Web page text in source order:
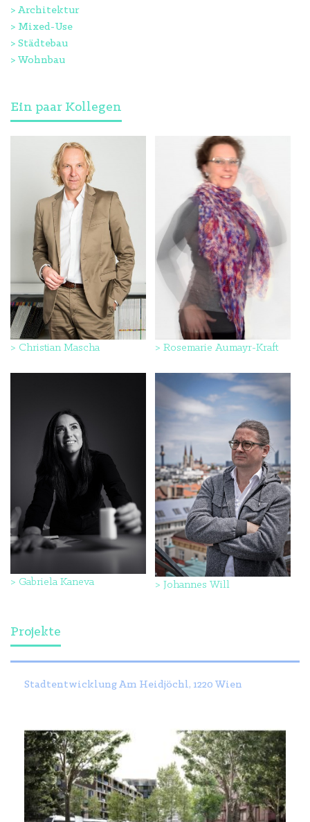
> Architektur
> Mixed-Use
> Städtebau
> Wohnbau
Ein paar Kollegen
> Christian Mascha > Rosemarie Aumayr-Kraft
> Gabriela Kaneva > Johannes Will
Projekte
Stadtentwicklung Am Heidjöchl, 1220 Wien